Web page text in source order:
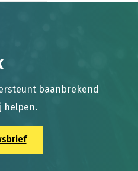
baanbrekend
helpen.